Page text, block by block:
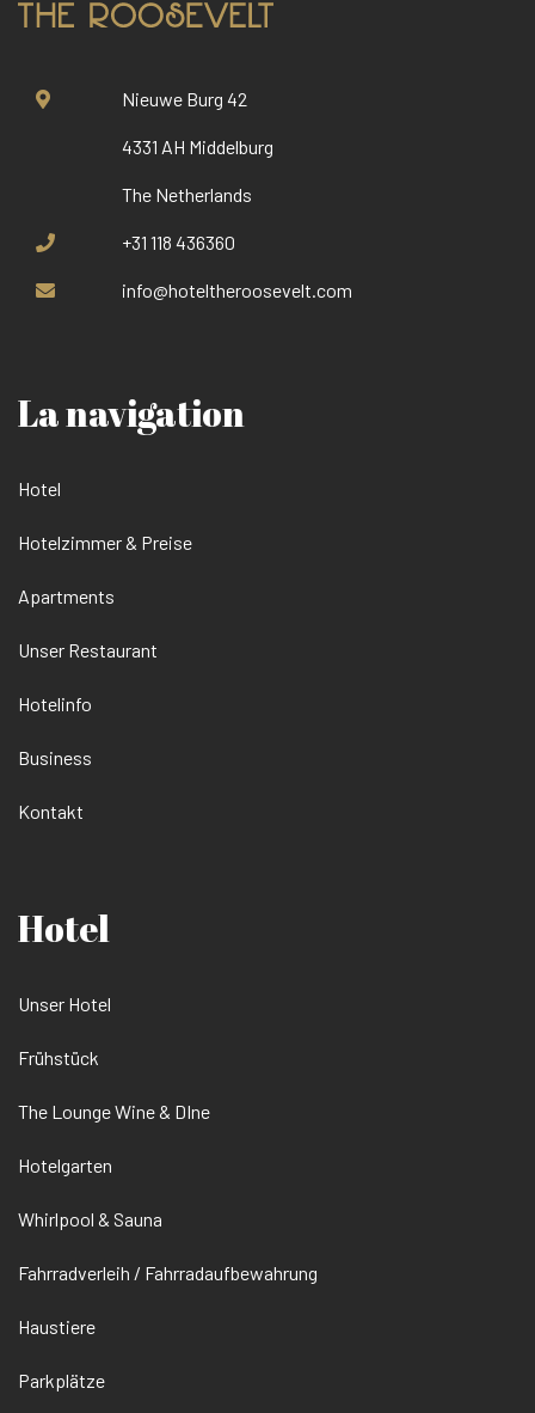
Nieuwe Burg 42
4331 AH Middelburg
The Netherlands
+31 118 436360
info@hoteltheroosevelt.com
La navigation
Hotel
Hotelzimmer & Preise
Apartments
Unser Restaurant
Hotelinfo
Business
Kontakt
Hotel
Unser Hotel
Frühstück
The Lounge Wine & DIne
Hotelgarten
Whirlpool & Sauna
Fahrradverleih / Fahrradaufbewahrung
Haustiere
Parkplätze